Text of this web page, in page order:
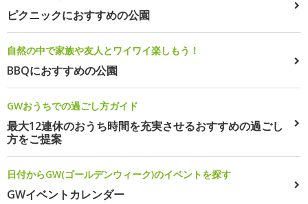
ピクニックにおすすめの公園
自然の中で家族や友人とワイワイ楽しもう！
BBQにおすすめの公園
GWおうちでの過ごし方ガイド
最大12連休のおうち時間を充実させるおすすめの過ごし
方をご提案
日付からGW(ゴールデンウィーク)のイベントを探す
GWイベントカレンダー